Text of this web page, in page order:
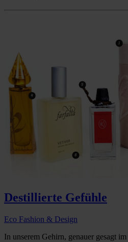
Destillierte Gefühle
Eco Fashion & Design
In unserem Gehirn, genauer gesagt